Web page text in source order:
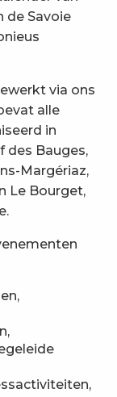
d'intérêt
Mareville
Briquettes
de Savoie
via ons
alle
in
des Bauges,
Margériaz,
Le Bourget,